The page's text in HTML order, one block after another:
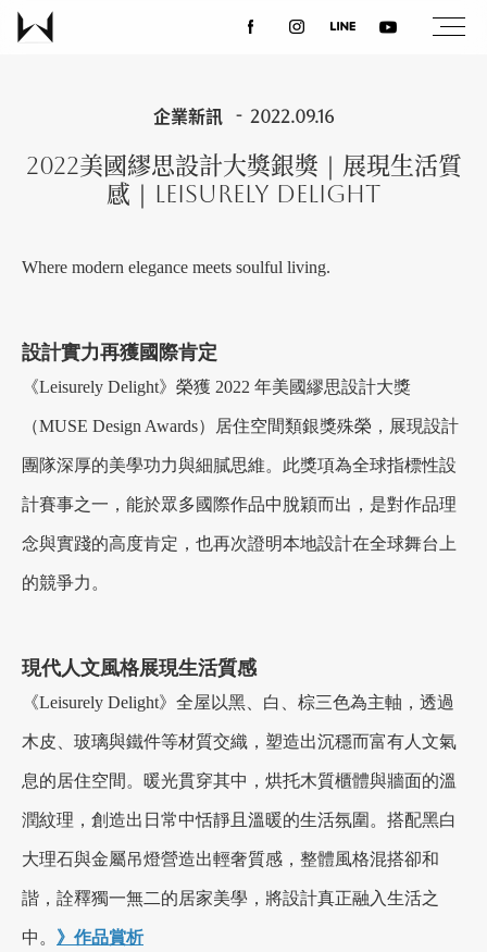
最新消息
優惠活動
聯絡我們
加盟徵才
企業新訊 2022.09.16
2022美國繆思設計大獎銀獎｜展現生活質
感｜Leisurely Delight
Where modern elegance meets soulful living.
設計實力再獲國際肯定
《Leisurely Delight》榮獲 2022 年美國繆思設計大獎
（MUSE Design Awards）居住空間類銀獎殊榮，展現設計
團隊深厚的美學功力與細膩思維。此獎項為全球指標性設
計賽事之一，能於眾多國際作品中脫穎而出，是對作品理
念與實踐的高度肯定，也再次證明本地設計在全球舞台上
的競爭力。
現代人文風格展現生活質感
《Leisurely Delight》全屋以黑、白、棕三色為主軸，透過
木皮、玻璃與鐵件等材質交織，塑造出沉穩而富有人文氣
息的居住空間。暖光貫穿其中，烘托木質櫃體與牆面的溫
潤紋理，創造出日常中恬靜且溫暖的生活氛圍。搭配黑白
大理石與金屬吊燈營造出輕奢質感，整體風格混搭卻和
諧，詮釋獨一無二的居家美學，將設計真正融入生活之
中。 》作品賞析